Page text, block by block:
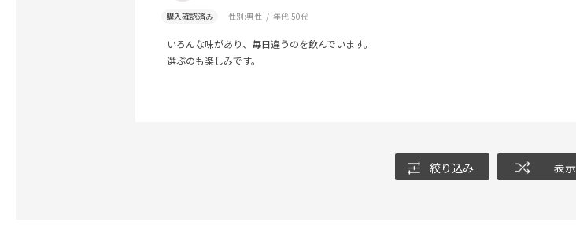
購入確認済み 性別:男性 年代:50代
いろんな味があり、毎日違うのを飲んでいます。
選ぶのも楽しみです。
絞り込み 表